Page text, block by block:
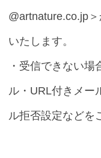
@artnature.co.jp
いたします。
・受信できない
ル・URL付きメー
ル拒否設定などを